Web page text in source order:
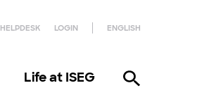
HELPDESK LOGIN ENGLISH
Life at ISEG